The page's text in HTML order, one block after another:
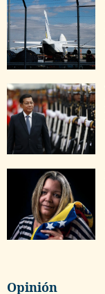
Opinión